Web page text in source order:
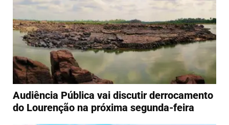
Audiência Pública vai discutir derrocamento
do Lourenção na próxima segunda-feira